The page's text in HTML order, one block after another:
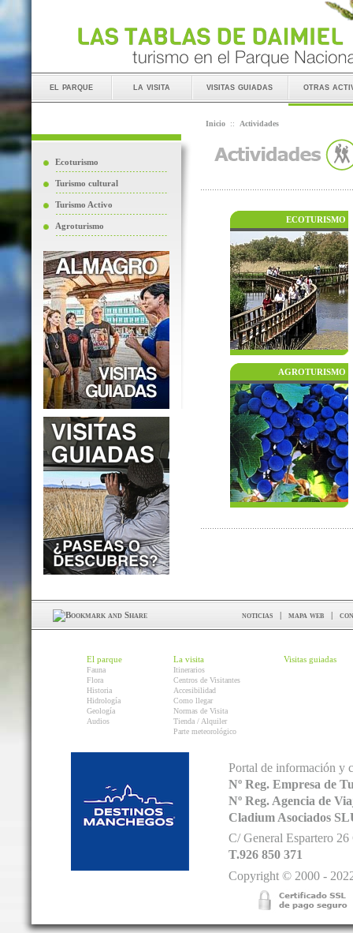
el parque la visita visitas guiadas otras
Ecoturismo
Turismo cultural
Turismo Activo
Agroturismo
Inicio :: Actividades
ECOTURISMO
AGROTURISMO
noticias | mapa web |
El parque
Fauna
Flora
Historia
Hidrología
Geología
Audios
La visita
Itinerarios
Centros de Visitantes
Accesibilidad
Como llegar
Normas de Visita
Tienda / Alquiler
Parte meteorológico
Visitas guiadas
Portal de información y
Nº Reg. Empresa de
Nº Reg. Agencia de
Cladium Asociados
C/ General Espartero
T.926 850 371
Copyright © 2000 -